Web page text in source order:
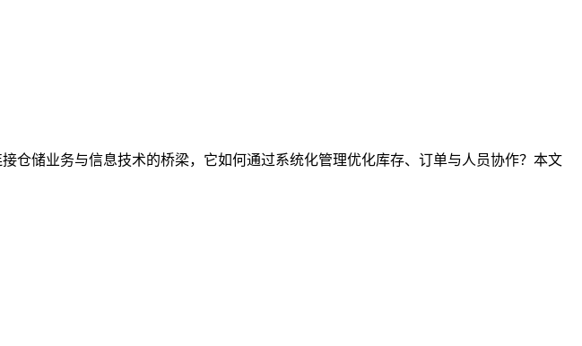
仓储业务与信息技术的桥梁，它如何通过系统化管理优化库存、订单与人员协作？本文